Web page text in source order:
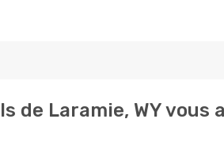
de Laramie, WY vous